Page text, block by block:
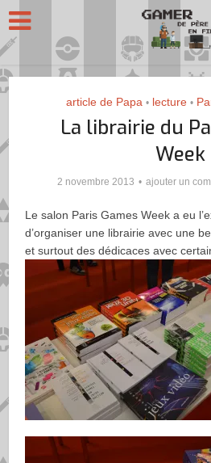
article de Papa • lecture •
La librairie du
Week
2 novembre 2013 ajouter un
Le salon Paris Games Week a eu
d’organiser une librairie avec une
et surtout des dédicaces avec